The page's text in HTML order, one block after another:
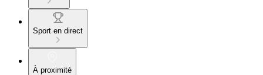
Sport en direct
À proximité